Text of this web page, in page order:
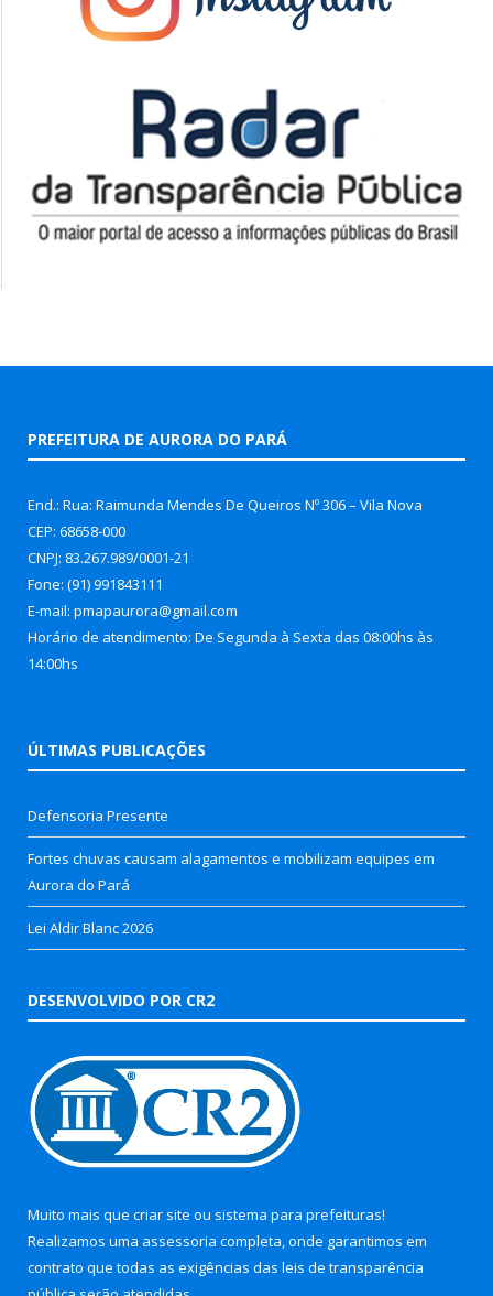
PREFEITURA DE AURORA DO PARÁ
End.: Rua: Raimunda Mendes De Queiros Nº 306 – Vila Nova
CEP: 68658-000
CNPJ: 83.267.989/0001-21
Fone: (91) 991843111
E-mail: pmapaurora@gmail.com
Horário de atendimento: De Segunda à Sexta das 08:00hs às
14:00hs
ÚLTIMAS PUBLICAÇÕES
Defensoria Presente
Fortes chuvas causam alagamentos e mobilizam equipes em
Aurora do Pará
Lei Aldir Blanc 2026
DESENVOLVIDO POR CR2
Muito mais que criar site ou sistema para prefeituras!
Realizamos uma assessoria completa, onde garantimos em
contrato que todas as exigências das leis de transparência